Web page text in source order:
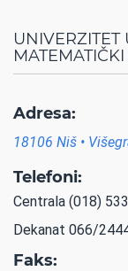
Adresa:
18106 Niš •
Telefoni:
Centrala (018)
Dekanat 066/
Faks: